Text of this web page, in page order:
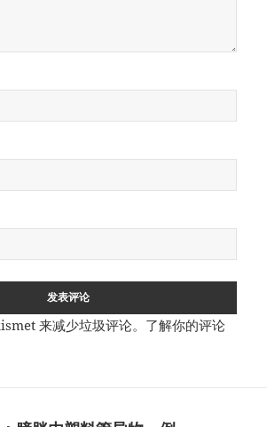
来减少垃圾评论。 了解你的评论